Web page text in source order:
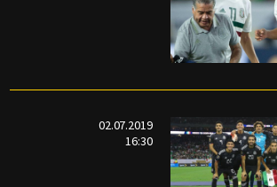
02.07.2019
16:30